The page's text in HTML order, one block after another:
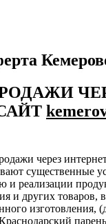
через
существенные
и реализации
и других товаров,
изготовления,